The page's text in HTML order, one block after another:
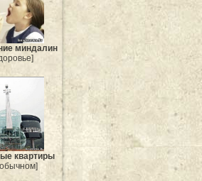
миндалин
квартиры